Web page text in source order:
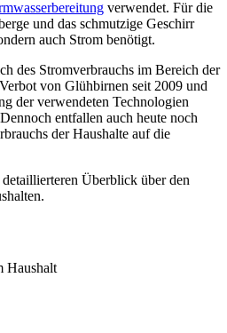
verwendet. Für die
und das schmutzige Geschirr
auch Strom benötigt.
des Stromverbrauchs im Bereich der
von Glühbirnen seit 2009 und
der verwendeten Technologien
entfallen auch heute noch
der Haushalte auf die
Überblick über den
Haushalt